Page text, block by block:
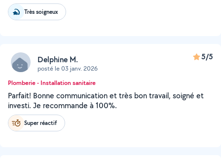
Très soigneux
Delphine M.
posté le 03 janv. 2026
5/5
Plomberie - Installation sanitaire
Parfait! Bonne communication et très bon travail, soigné et
investi. Je recommande à 100%.
Super réactif